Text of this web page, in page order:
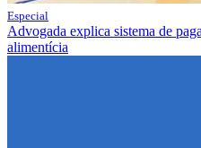
Especial
Advogada explica sistema de
alimentícia